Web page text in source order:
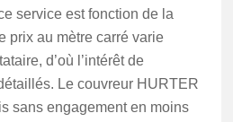
service est fonction de la
prix au mètre carré varie
d’où l’intérêt de
Le couvreur HURTER
sans engagement en moins